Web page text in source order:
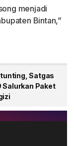
menjadi
Bintan,”
Satgas
Salurkan Paket